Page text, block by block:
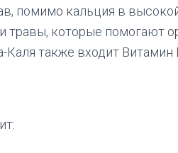
помимо кальция в
которые помогают
Каля также входит